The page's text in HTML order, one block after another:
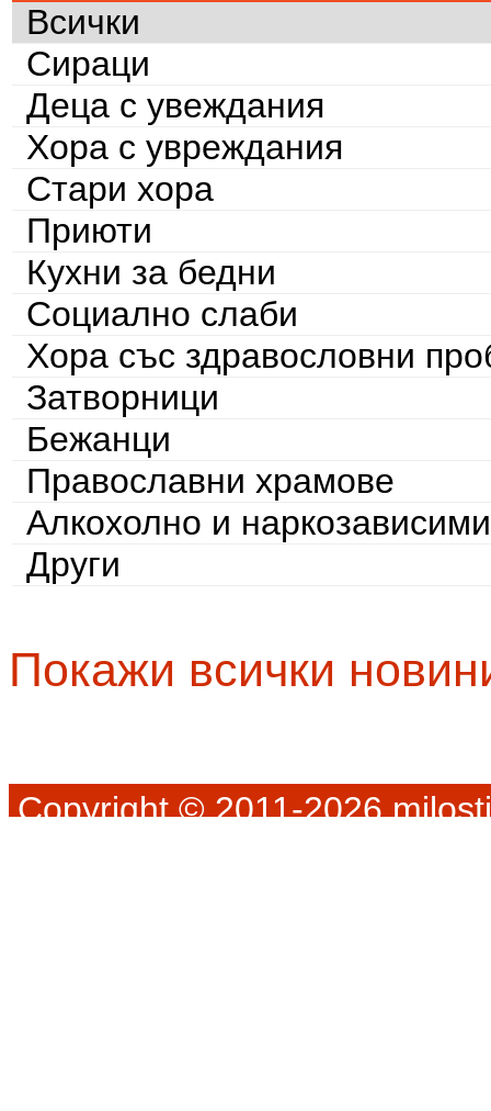
Всички
Сираци
Деца с увеждания
Хора с увреждания
Стари хора
Приюти
Кухни за бедни
Социално слаби
Хора със здравословни
Затворници
Бежанци
Православни храмове
Алкохолно и наркозависими
Други
Покажи всички
Copyright © 2011-2026